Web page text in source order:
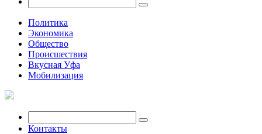
Политика
Экономика
Общество
Происшествия
Вкусная Уфа
Мобилизация
Контакты